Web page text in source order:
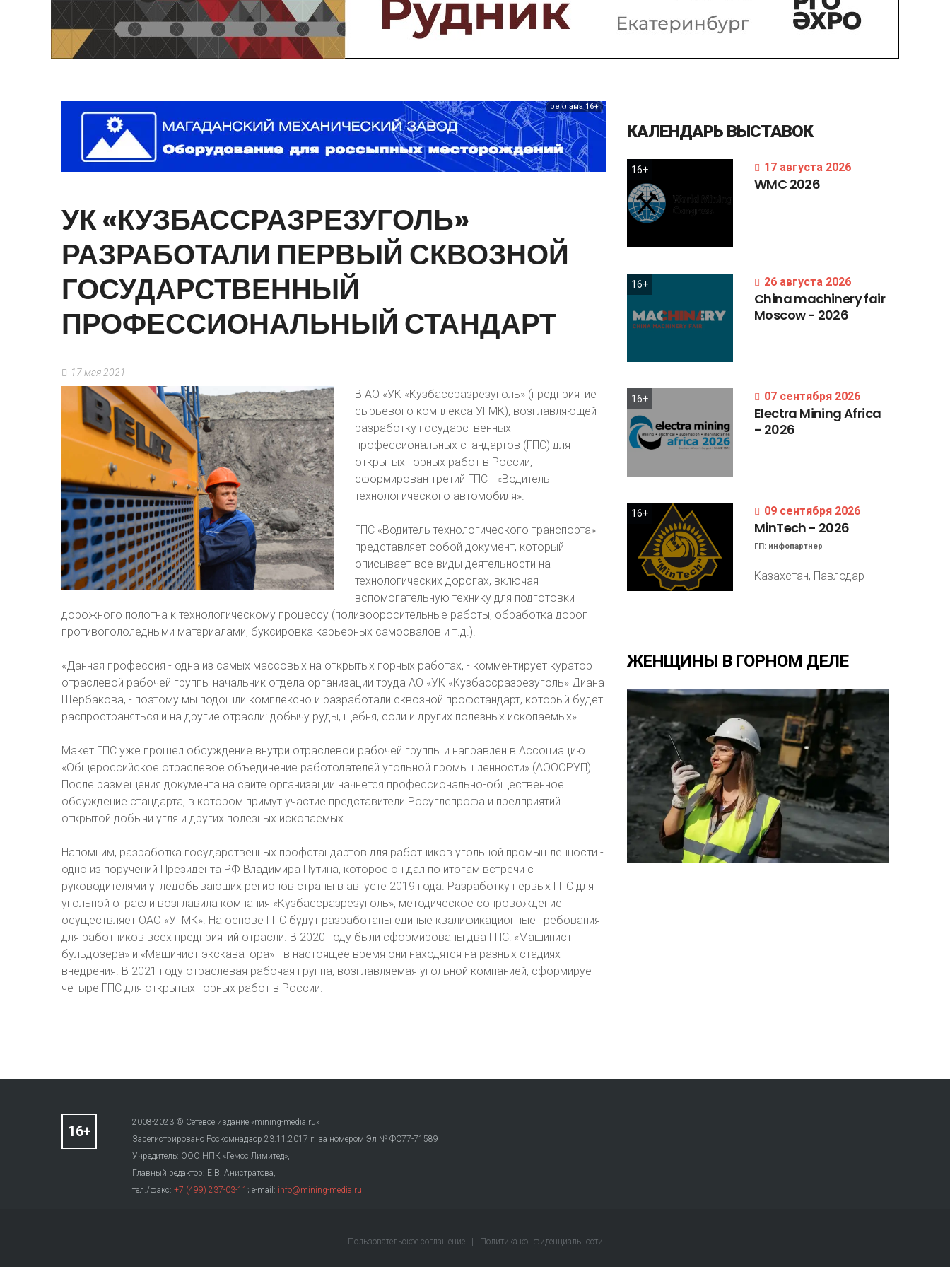
Предприятия и компании
Интервью
Выставки, Конференции
реклама 16+
УК«КУЗБАССРАЗРЕЗУГОЛЬ»
РАЗРАБОТАЛИ ПЕРВЫЙ СКВОЗНОЙ
ГОСУДАРСТВЕННЫЙ
ПРОФЕССИОНАЛЬНЫЙ СТАНДАРТ
17 мая 2021
В АО «УК «Кузбассразрезуголь» (предприятие
сырьевого комплекса УГМК), возглавляющей
разработку государственных
профессиональных стандартов (ГПС) для
открытых горных работ в России,
сформирован третий ГПС - «Водитель
технологического автомобиля».
ГПС «Водитель технологического транспорта»
представляет собой документ, который
описывает все виды деятельности на
технологических дорогах, включая
вспомогательную технику для подготовки
дорожного полотна к технологическому процессу (поливоороcительные работы, обработка дорог
противогололедными материалами, буксировка карьерных самосвалов и т.д.).
«Данная профессия - одна из самых массовых на открытых горных работах, - комментирует куратор
отраслевой рабочей группы начальник отдела организации труда АО «УК «Кузбассразрезуголь» Диана
Щербакова, - поэтому мы подошли комплексно и разработали сквозной профстандарт, который будет
распространяться и на другие отрасли: добычу руды, щебня, соли и других полезных ископаемых».
Макет ГПС уже прошел обсуждение внутри отраслевой рабочей группы и направлен в Ассоциацию
«Общероссийское отраслевое объединение работодателей угольной промышленности» (АОООРУП).
После размещения документа на сайте организации начнется профессионально-общественное
обсуждение стандарта, в котором примут участие представители Росуглепрофа и предприятий
открытой добычи угля и других полезных ископаемых.
Напомним, разработка государственных профстандартов для работников угольной промышленности -
одно из поручений Президента РФ Владимира Путина, которое он дал по итогам встречи с
руководителями угледобывающих регионов страны в августе 2019 года. Разработку первых ГПС для
угольной отрасли возглавила компания «Кузбассразрезуголь», методическое сопровождение
осуществляет ОАО «УГМК». На основе ГПС будут разработаны единые квалификационные требования
для работников всех предприятий отрасли. В 2020 году были сформированы два ГПС: «Машинист
бульдозера» и «Машинист экскаватора» - в настоящее время они находятся на разных стадиях
внедрения. В 2021 году отраслевая рабочая группа, возглавляемая угольной компанией, сформирует
четыре ГПС для открытых горных работ в России.
КАЛЕНДАРЬ ВЫСТАВОК
16+ 17 августа 2026
WMC 2026
16+ 26 августа 2026
Chinamachineryfair
Moscow- 2026
16+ 07 сентября 2026
Electra MiningAfrica
- 2026
16+ 09 сентября 2026
MinTech - 2026
ГП: инфопартнер
Казахстан, Павлодар
ЖЕНЩИНЫ В ГОРНОМ ДЕЛЕ
2008-2023 © Сетевое издание «mining-media.ru»
Зарегистрировано Роскомнадзор 23.11.2017 г. за номером Эл № ФС77-71589
Учредитель: ООО НПК «Гемос Лимитед»,
Главный редактор: Е.В. Анистратова,
тел./факс: +7 (499) 237-03-11 ; e-mail: info@mining-media.ru
Пользовательское соглашение Политика конфиденциальности